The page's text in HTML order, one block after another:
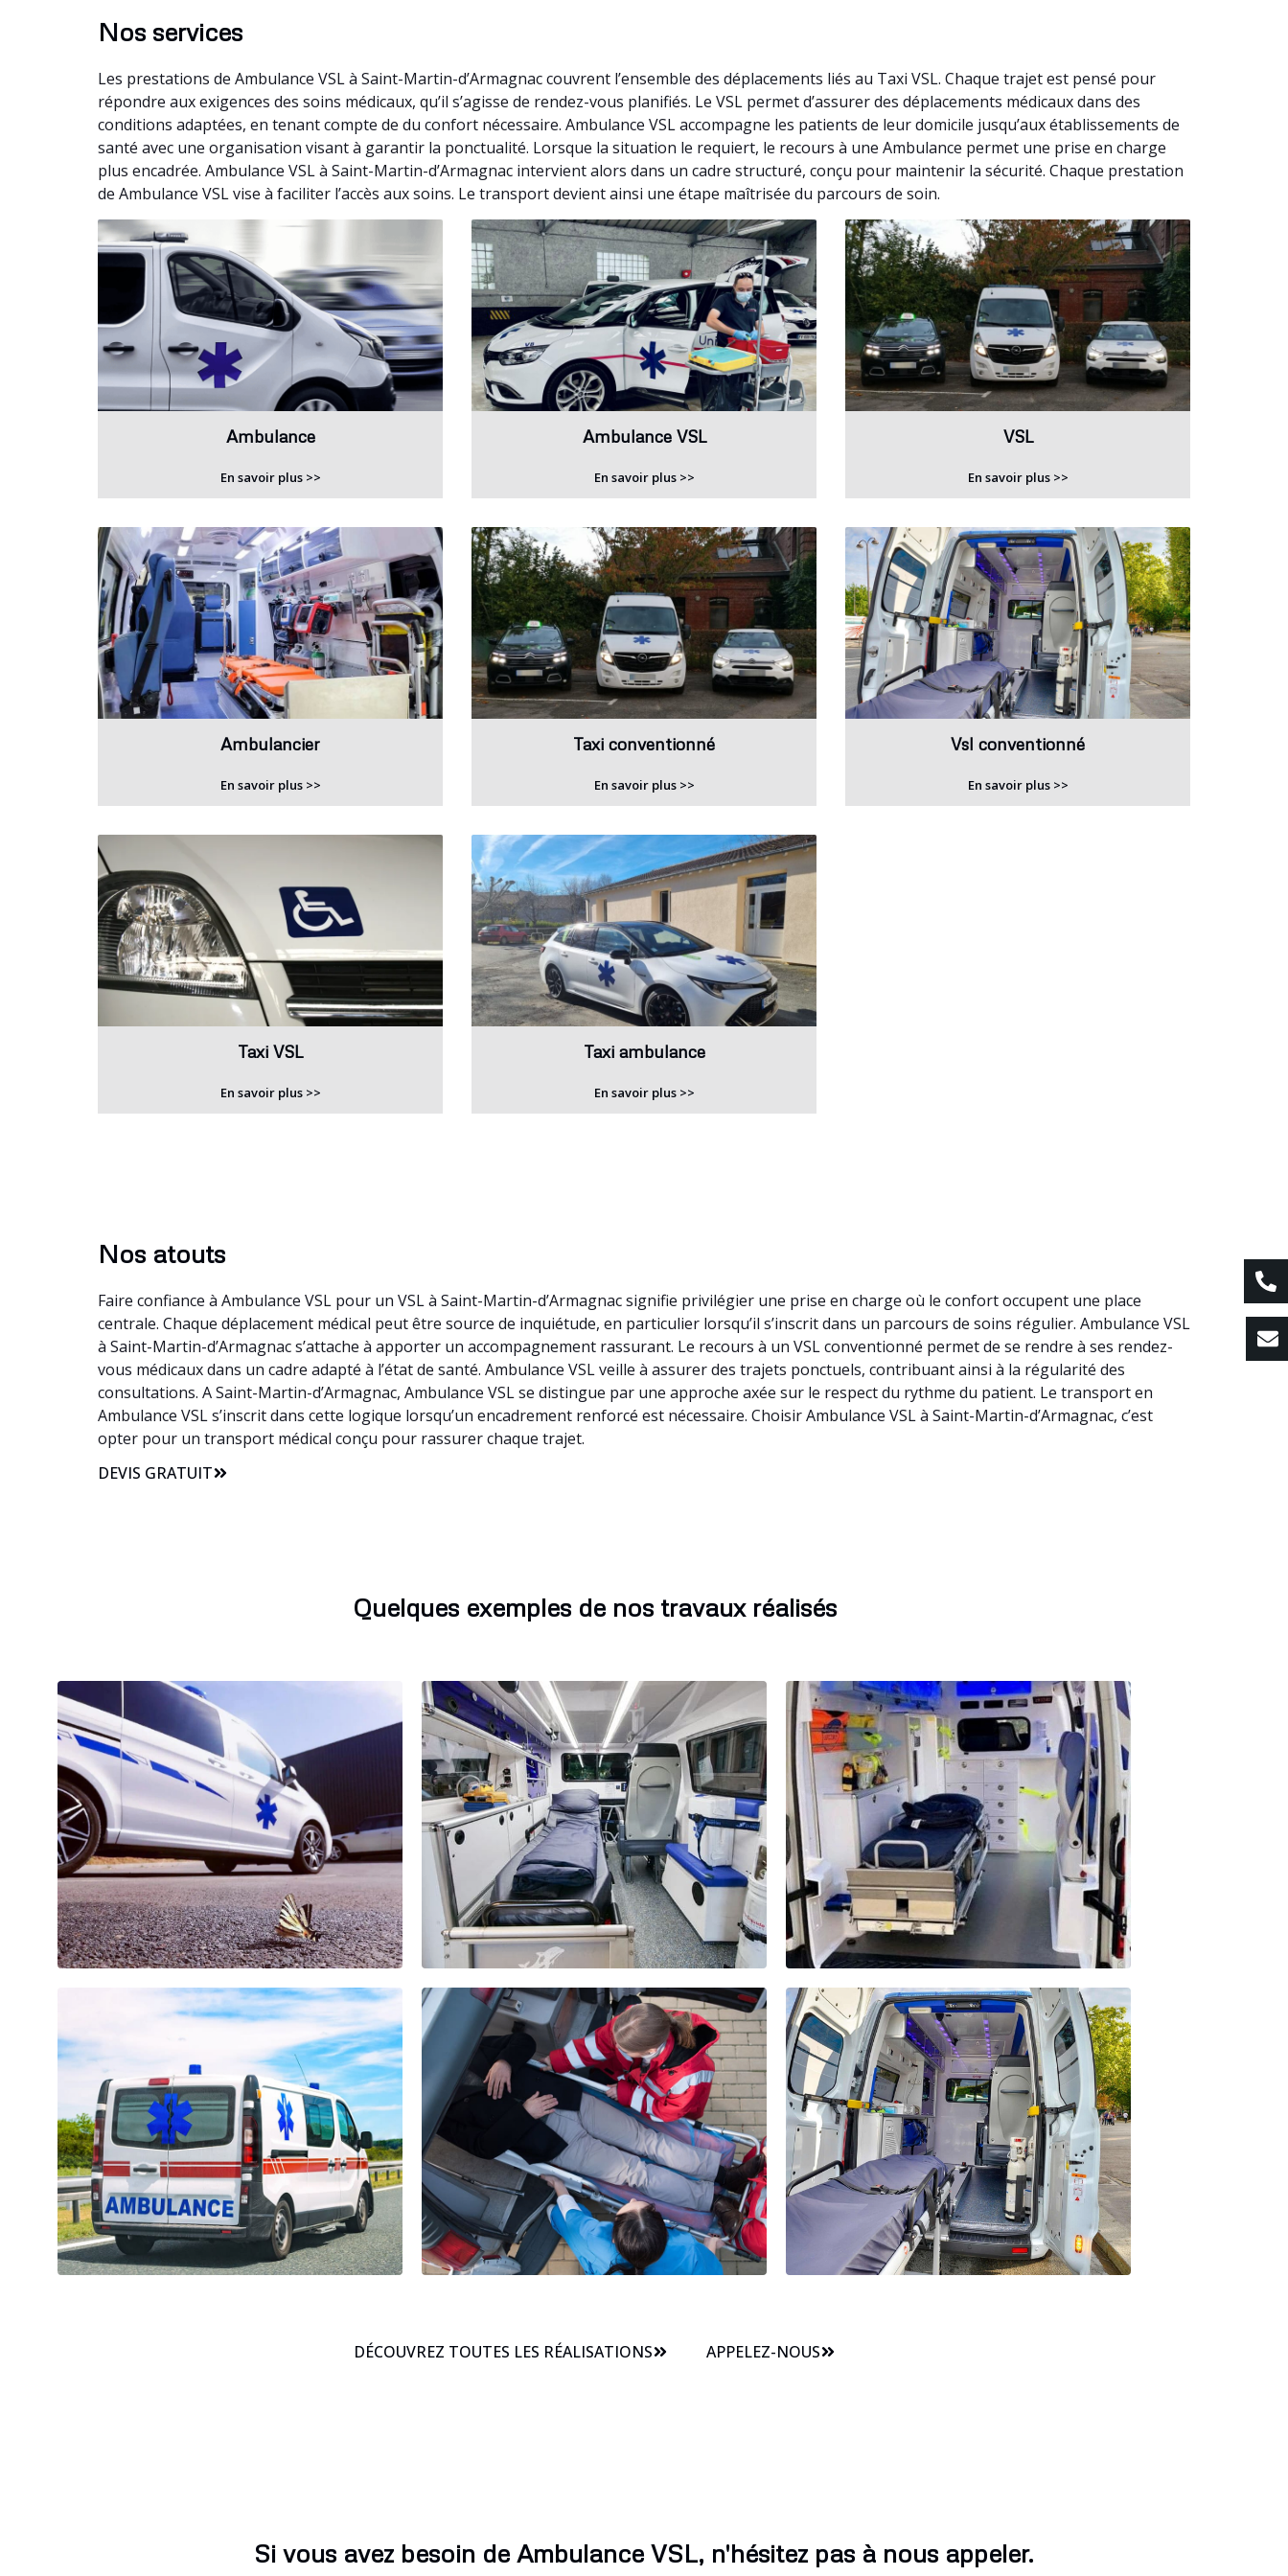
Nos services
Les prestations de Ambulance VSL à Saint-Martin-d’Armagnac couvrent l’ensemble des déplacements liés au Taxi VSL. Chaque trajet est pensé pour
répondre aux exigences des soins médicaux, qu’il s’agisse de rendez-vous planifiés. Le VSL permet d’assurer des déplacements médicaux dans des
conditions adaptées, en tenant compte de du confort nécessaire. Ambulance VSL accompagne les patients de leur domicile jusqu’aux établissements de
santé avec une organisation visant à garantir la ponctualité. Lorsque la situation le requiert, le recours à une Ambulance permet une prise en charge
plus encadrée. Ambulance VSL à Saint-Martin-d’Armagnac intervient alors dans un cadre structuré, conçu pour maintenir la sécurité. Chaque prestation
de Ambulance VSL vise à faciliter l’accès aux soins. Le transport devient ainsi une étape maîtrisée du parcours de soin.
Ambulance
En savoir plus >>
Ambulance VSL
En savoir plus >>
VSL
En savoir plus >>
Ambulancier
En savoir plus >>
Taxi conventionné
En savoir plus >>
Vsl conventionné
En savoir plus >>
Taxi VSL
En savoir plus >>
Taxi ambulance
En savoir plus >>
Nos atouts
Faire confiance à Ambulance VSL pour un VSL à Saint-Martin-d’Armagnac signifie privilégier une prise en charge où le confort occupent une place
centrale. Chaque déplacement médical peut être source de inquiétude, en particulier lorsqu’il s’inscrit dans un parcours de soins régulier. Ambulance VSL
à Saint-Martin-d’Armagnac s’attache à apporter un accompagnement rassurant. Le recours à un VSL conventionné permet de se rendre à ses rendez-
vous médicaux dans un cadre adapté à l’état de santé. Ambulance VSL veille à assurer des trajets ponctuels, contribuant ainsi à la régularité des
consultations. A Saint-Martin-d’Armagnac, Ambulance VSL se distingue par une approche axée sur le respect du rythme du patient. Le transport en
Ambulance VSL s’inscrit dans cette logique lorsqu’un encadrement renforcé est nécessaire. Choisir Ambulance VSL à Saint-Martin-d’Armagnac, c’est
opter pour un transport médical conçu pour rassurer chaque trajet.
DEVIS GRATUIT
Quelques exemples de nos travaux réalisés
DÉCOUVREZ TOUTES LES RÉALISATIONS APPELEZ-NOUS
Si vous avez besoin de Ambulance VSL, n'hésitez pas à nous appeler.